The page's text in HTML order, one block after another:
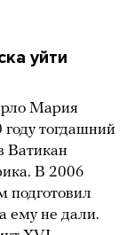
уйти
Мария
тогдашний
В 2006
подготовил
ему не дали.